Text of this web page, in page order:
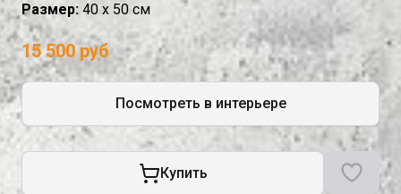
Размер: 40 х 50 см
15 500 руб
Посмотреть в интерьере
Купить